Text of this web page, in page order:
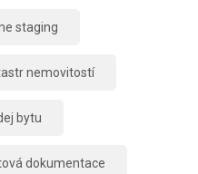
staging
nemovitostí
bytu
dokumentace